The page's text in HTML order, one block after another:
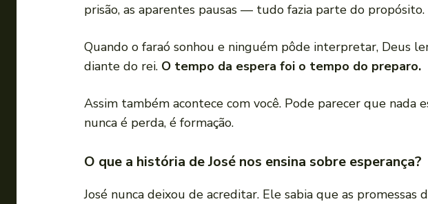
prisão, as aparentes pausas — tudo fazia parte do propósito.
Quando o faraó sonhou e ninguém pôde interpretar, Deus
diante do rei. O tempo da espera foi o tempo do preparo.
Assim também acontece com você. Pode parecer que nada
nunca é perda, é formação.
O que a história de José nos ensina sobre esperança?
José nunca deixou de acreditar. Ele sabia que as promessas